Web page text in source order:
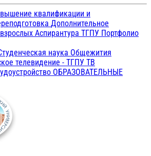
квалификации и
Дополнительное
Аспирантура ТГПУ Портфолио
наука Общежития
телевидение - ТГПУ ТВ
ОБРАЗОВАТЕЛЬНЫЕ